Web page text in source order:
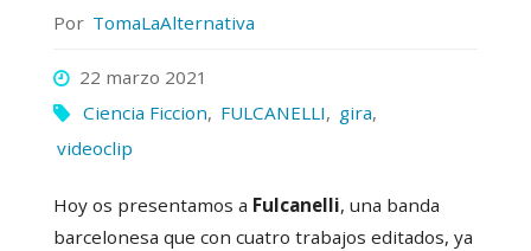
Por TomaLaAlternativa
22 marzo 2021
Ciencia Ficcion, FULCANELLI, gira,
videoclip
Hoy os presentamos a Fulcanelli, una banda
barcelonesa que con cuatro trabajos editados, ya